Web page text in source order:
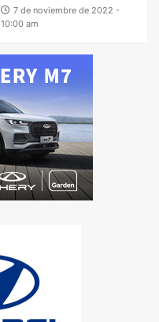
7 de noviembre de 2022 -
10:00 am